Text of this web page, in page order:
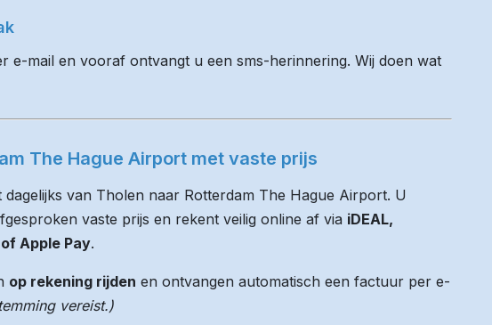
e-mail en vooraf ontvangt u een sms-herinnering. Wij doen wat
The Hague Airport met vaste prijs
van Tholen naar Rotterdam The Hague Airport. U
vaste prijs en rekent veilig online af via iDEAL,
Apple Pay.
op rekening rijden en ontvangen automatisch een factuur per e-
vereist.)